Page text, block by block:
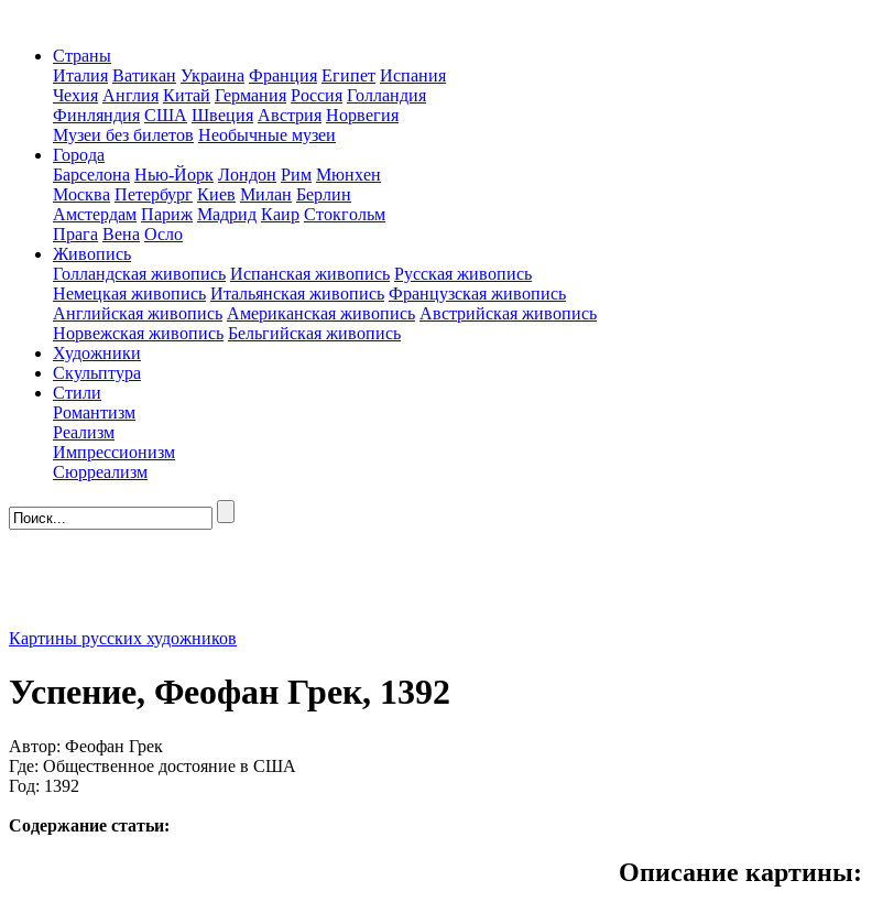
Страны
Италия Ватикан Украина Франция Египет Испания
Чехия Англия Китай Германия Россия Голландия
Финляндия США Швеция Австрия Норвегия
Музеи без билетов Необычные музеи
Города
Барселона Нью-Йорк Лондон Рим Мюнхен
Москва Петербург Киев Милан Берлин
Амстердам Париж Мадрид Каир Стокгольм
Прага Вена Осло
Живопись
Голландская живопись Испанская живопись Русская живопись
Немецкая живопись Итальянская живопись Французская живопись
Английская живопись Американская живопись Австрийская живопись
Норвежская живопись Бельгийская живопись
Художники
Скульптура
Стили
Романтизм
Реализм
Импрессионизм
Сюрреализм
Картины русских художников
Успение, Феофан Грек, 1392
Автор: Феофан Грек
Где: Общественное достояние в США
Год: 1392
Содержание статьи:
Описание картины: